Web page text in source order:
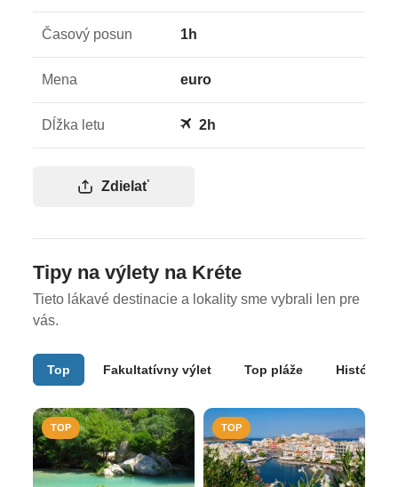
Zdielať
Časový posun 1h
Mena euro
Dĺžka letu 2h
Tipy na výlety na Kréte
Tieto lákavé destinacie a lokality sme vybrali len pre
vás.
Top Fakultatívny výlet Top pláže História
TOP TOP